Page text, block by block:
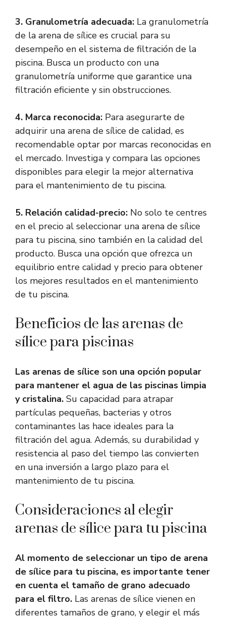
3. Granulometría adecuada: La granulometría
de la arena de sílice es crucial para su
desempeño en el sistema de filtración de la
piscina. Busca un producto con una
granulometría uniforme que garantice una
filtración eficiente y sin obstrucciones.
4. Marca reconocida: Para asegurarte de
adquirir una arena de sílice de calidad, es
recomendable optar por marcas reconocidas en
el mercado. Investiga y compara las opciones
disponibles para elegir la mejor alternativa
para el mantenimiento de tu piscina.
5. Relación calidad-precio: No solo te centres
en el precio al seleccionar una arena de sílice
para tu piscina, sino también en la calidad del
producto. Busca una opción que ofrezca un
equilibrio entre calidad y precio para obtener
los mejores resultados en el mantenimiento
de tu piscina.
Beneficios de las arenas de
sílice para piscinas
Las arenas de sílice son una opción popular
para mantener el agua de las piscinas limpia
y cristalina. Su capacidad para atrapar
partículas pequeñas, bacterias y otros
contaminantes las hace ideales para la
filtración del agua. Además, su durabilidad y
resistencia al paso del tiempo las convierten
en una inversión a largo plazo para el
mantenimiento de tu piscina.
Consideraciones al elegir
arenas de sílice para tu piscina
Al momento de seleccionar un tipo de arena
de sílice para tu piscina, es importante tener
en cuenta el tamaño de grano adecuado
para el filtro. Las arenas de sílice vienen en
diferentes tamaños de grano, y elegir el más